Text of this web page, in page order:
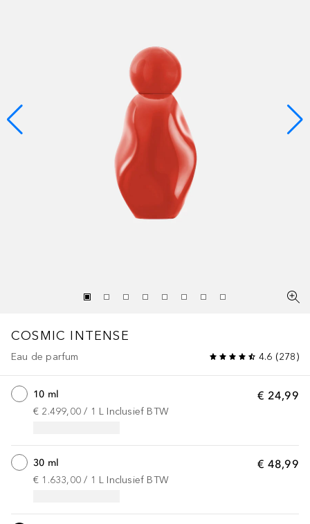
COSMIC INTENSE
Eau de parfum 4.6 (278)
€ 24,99
10 ml
€ 2.499,00 / 1 L Inclusief BTW
€ 48,99
30 ml
€ 1.633,00 / 1 L Inclusief BTW